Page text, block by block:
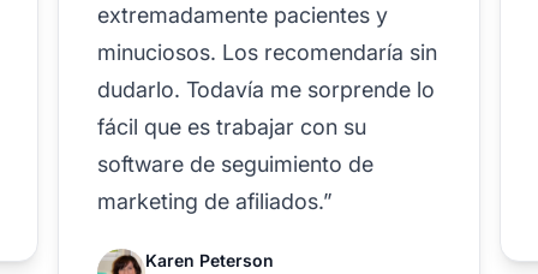
extremadamente pacientes y
minuciosos. Los recomendaría sin
dudarlo. Todavía me sorprende lo
fácil que es trabajar con su
software de seguimiento de
marketing de afiliados.”
Karen Peterson